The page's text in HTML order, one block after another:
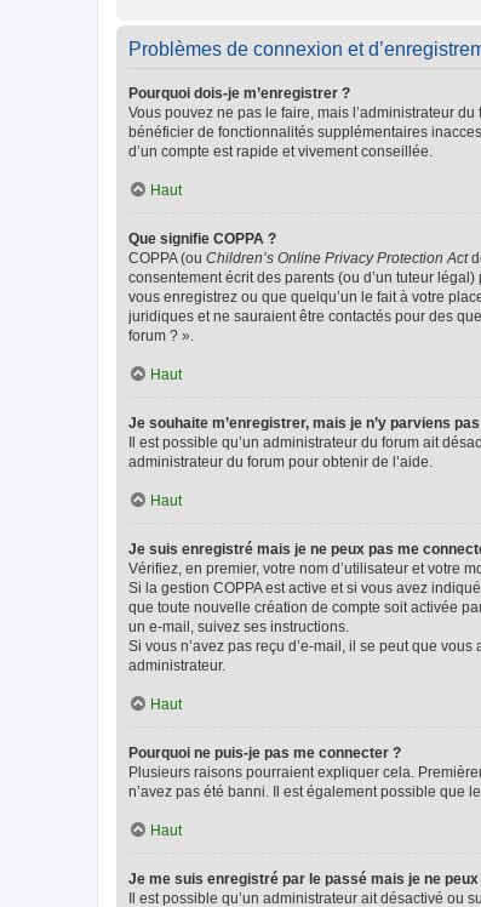
Problèmes de connexion et
Pourquoi dois-je m’enregistrer ?
Vous pouvez ne pas le faire, mais l’administrateur
bénéficier de fonctionnalités supplémentaires
d’un compte est rapide et vivement conseillée.
Haut
Que signifie COPPA ?
COPPA (ou Children’s Online Privacy Protection Act
consentement écrit des parents (ou d’un tuteur
vous enregistrez ou que quelqu’un le fait à votre
juridiques et ne sauraient être contactés pour des
forum ? ».
Haut
Je souhaite m’enregistrer, mais je n’y parviens
Il est possible qu’un administrateur du forum ait
administrateur du forum pour obtenir de l’aide.
Haut
Je suis enregistré mais je ne peux pas me
Vérifiez, en premier, votre nom d’utilisateur et votre
Si la gestion COPPA est active et si vous avez
que toute nouvelle création de compte soit activée
un e-mail, suivez ses instructions.
Si vous n’avez pas reçu d’e-mail, il se peut que
administrateur.
Haut
Pourquoi ne puis-je pas me connecter ?
Plusieurs raisons pourraient expliquer cela.
n’avez pas été banni. Il est également possible que
Haut
Je me suis enregistré par le passé mais je ne
Il est possible qu’un administrateur ait désactivé